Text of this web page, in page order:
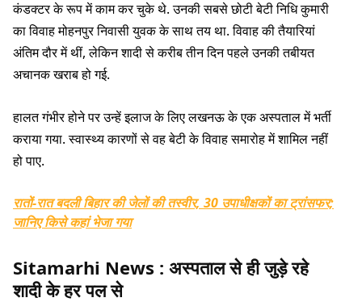
कंडक्टर के रूप में काम कर चुके थे. उनकी सबसे छोटी बेटी निधि कुमारी
का विवाह मोहनपुर निवासी युवक के साथ तय था. विवाह की तैयारियां
अंतिम दौर में थीं, लेकिन शादी से करीब तीन दिन पहले उनकी तबीयत
अचानक खराब हो गई.
हालत गंभीर होने पर उन्हें इलाज के लिए लखनऊ के एक अस्पताल में भर्ती
कराया गया. स्वास्थ्य कारणों से वह बेटी के विवाह समारोह में शामिल नहीं
हो पाए.
रातों-रात बदली बिहार की जेलों की तस्वीर, 30 उपाधीक्षकों का ट्रांसफर;
जानिए किसे कहां भेजा गया
Sitamarhi News : अस्पताल से ही जुड़े रहे
शादी के हर पल से